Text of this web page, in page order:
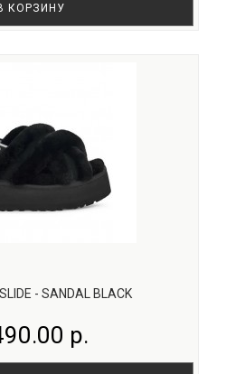
КОРЗИНУ
- SANDAL BLACK
р.